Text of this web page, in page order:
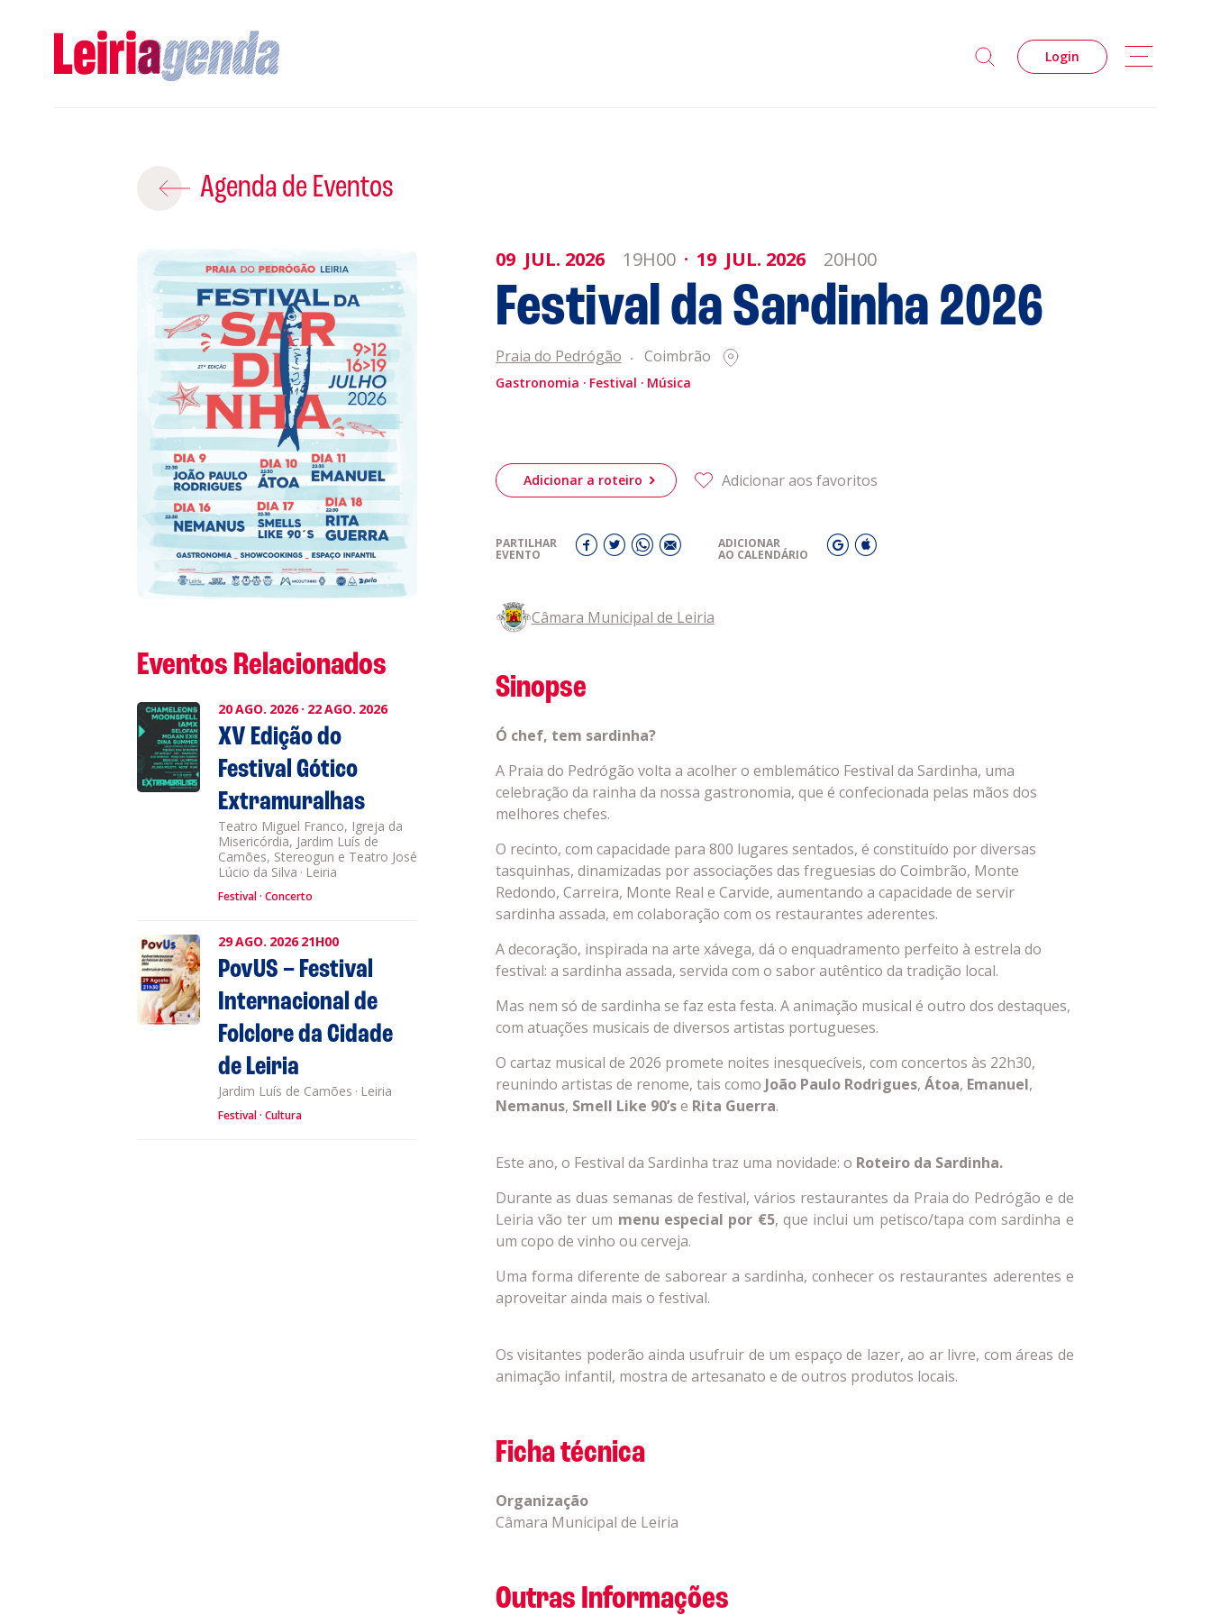
Login
Agenda
Sobre a
Leiriagenda
Promotores
Clubes Desportivos
Agenda de Eventos
09 JUL. 2026 19H00 19 JUL. 2026 20H00
Festival da Sardinha 2026
Praia do Pedrógão Coimbrão
Gastronomia Festival Música
Adicionar a roteiro Adicionar aos favoritos
PARTILHAR
EVENTO
ADICIONAR
AO CALENDÁRIO
Câmara Municipal de Leiria
Sinopse
Ó chef, tem sardinha?
A Praia do Pedrógão volta a acolher o emblemático Festival da Sardinha, uma
celebração da rainha da nossa gastronomia, que é confecionada pelas mãos dos
melhores chefes.
O recinto, com capacidade para 800 lugares sentados, é constituído por diversas
tasquinhas, dinamizadas por associações das freguesias do Coimbrão, Monte
Redondo, Carreira, Monte Real e Carvide, aumentando a capacidade de servir
sardinha assada, em colaboração com os restaurantes aderentes.
A decoração, inspirada na arte xávega, dá o enquadramento perfeito à estrela do
festival: a sardinha assada, servida com o sabor autêntico da tradição local.
Mas nem só de sardinha se faz esta festa. A animação musical é outro dos destaques,
com atuações musicais de diversos artistas portugueses.
O cartaz musical de 2026 promete noites inesquecíveis, com concertos às 22h30,
reunindo artistas de renome, tais como João Paulo Rodrigues, Átoa, Emanuel,
Nemanus, Smell Like 90’se Rita Guerra.
Este ano, o Festival da Sardinha traz uma novidade: o Roteiro da Sardinha.
Durante as duas semanas de festival, vários restaurantes da Praia do Pedrógão e de
Leiria vão ter um menu especial por €5, que inclui um petisco/tapa com sardinha e
um copo de vinho ou cerveja.
Uma forma diferente de saborear a sardinha, conhecer os restaurantes aderentes e
aproveitar ainda mais o festival.
Os visitantes poderão ainda usufruir de um espaço de lazer, ao ar livre, com áreas de
animação infantil, mostra de artesanato e de outros produtos locais.
Ficha técnica
Organização
Câmara Municipal de Leiria
Outras Informações
Eventos Relacionados
20AGO. 2026· 22AGO. 2026
XV Edição do
Festival Gótico
Extramuralhas
Teatro Miguel Franco, Igreja da
Misericórdia, Jardim Luís de
Camões, Stereogun e Teatro José
Lúcio da Silva · Leiria
Festival Concerto
29AGO. 202621H00
PovUS – Festival
Internacional de
Folclore da Cidade
de Leiria
Jardim Luís de Camões · Leiria
Festival Cultura
ROTEIROS EXISTENTES
CRIAR NOVO
Gravar